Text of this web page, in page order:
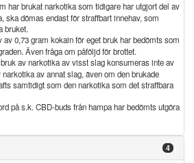
har brukat narkotika som tidigare har utgjort del av
ska dömas endast för straffbart innehav, som
bruket.
av 0,73 gram kokain för eget bruk har bedömts som
Även fråga om påföljd för brottet.
av narkotika av visst slag konsumeras inte av
av annat slag, även om den brukade
samtidigt som den narkotika som det straffbara
på s.k. CBD-buds från hampa har bedömts utgöra
4